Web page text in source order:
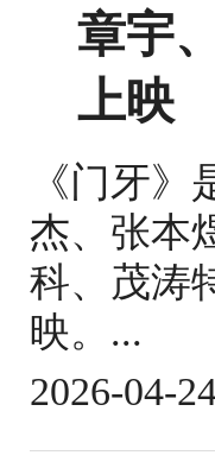
章宇
上映
《门牙
杰、张本
科、茂涛
映。...
2026-04-